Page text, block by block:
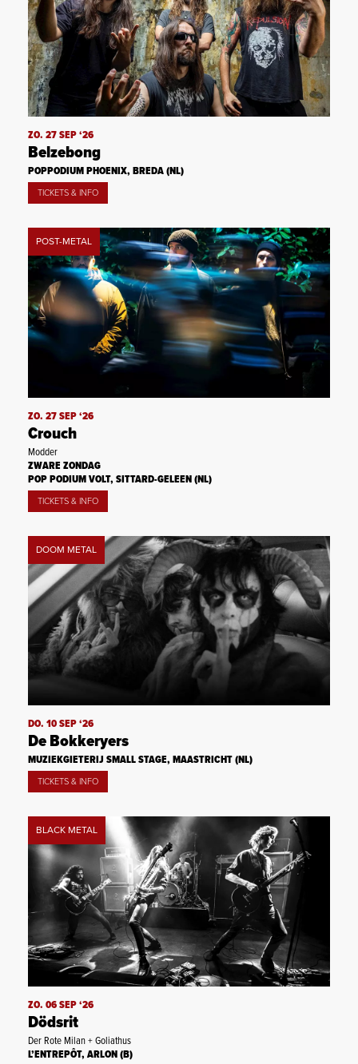
ZO. 27 SEP ‘26
Belzebong
POPPODIUM PHOENIX, BREDA (NL)
TICKETS & INFO
POST-METAL
ZO. 27 SEP ‘26
Crouch
Modder
ZWARE ZONDAG
POP PODIUM VOLT, SITTARD-GELEEN (NL)
TICKETS & INFO
DOOM METAL
DO. 10 SEP ‘26
De Bokkeryers
MUZIEKGIETERIJ SMALL STAGE, MAASTRICHT (NL)
TICKETS & INFO
BLACK METAL
ZO. 06 SEP ‘26
Dödsrit
Der Rote Milan + Goliathus
L’ENTREPÔT, ARLON (B)